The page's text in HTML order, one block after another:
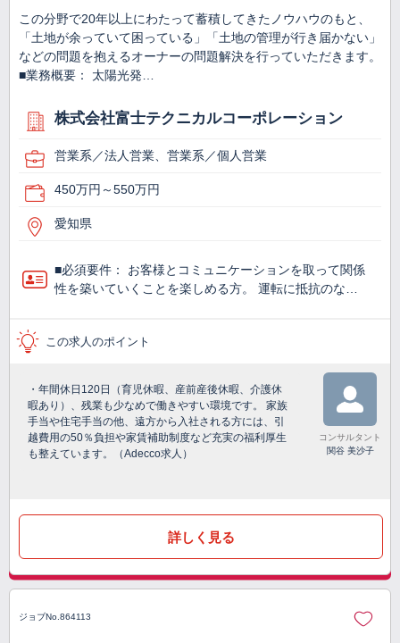
この分野で20年以上にわたって蓄積してきたノウハウのもと、
「土地が余っていて困っている」「土地の管理が行き届かない」
などの問題を抱えるオーナーの問題解決を行っていただきます。
■業務概要： 太陽光発…
株式会社富士テクニカルコーポレーション
営業系／法人営業、営業系／個人営業
450万円～550万円
愛知県
■必須要件： お客様とコミュニケーションを取って関係
性を築いていくことを楽しめる方。 運転に抵抗のな…
この求人のポイント
・年間休日120日（育児休暇、産前産後休暇、介護休
暇あり）、残業も少なめで働きやすい環境です。 家族
手当や住宅手当の他、遠方から入社される方には、引
越費用の50％負担や家賃補助制度など充実の福利厚生
も整えています。（Adecco求人）
コンサルタント
関谷 美沙子
詳しく見る
ジョブNo.864113